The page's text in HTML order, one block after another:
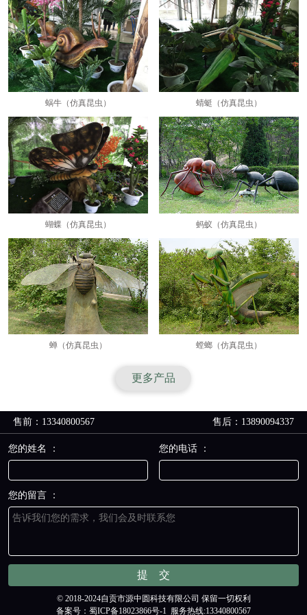
蜗牛（仿真昆虫） 蜻蜓（仿真昆虫）
蝴蝶（仿真昆虫） 蚂蚁（仿真昆虫）
蝉（仿真昆虫） 螳螂（仿真昆虫）
更多产品
售前：13340800567 售后：13890094337
您的姓名 ： 您的电话 ：
您的留言 ：
© 2018-2024自贡市源中圆科技有限公司 保留一切权利
备案号： 蜀ICP备18023866号-1 服务热线:13340800567